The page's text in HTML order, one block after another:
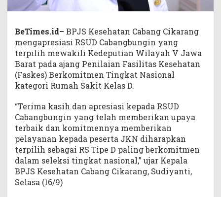
BeTimes.id– BPJS Kesehatan Cabang Cikarang
mengapresiasi RSUD Cabangbungin yang
terpilih mewakili Kedeputian Wilayah V Jawa
Barat pada ajang Penilaian Fasilitas Kesehatan
(Faskes) Berkomitmen Tingkat Nasional
kategori Rumah Sakit Kelas D.
“Terima kasih dan apresiasi kepada RSUD
Cabangbungin yang telah memberikan upaya
terbaik dan komitmennya memberikan
pelayanan kepada peserta JKN diharapkan
terpilih sebagai RS Tipe D paling berkomitmen
dalam seleksi tingkat nasional,” ujar Kepala
BPJS Kesehatan Cabang Cikarang, Sudiyanti,
Selasa (16/9)